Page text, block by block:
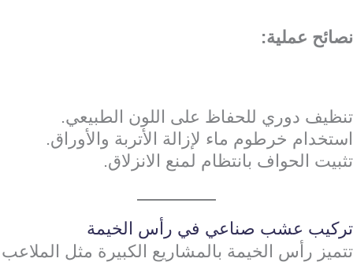
نصائح عملية:
تنظيف دوري للحفاظ على اللون الطبيعي.
استخدام خرطوم ماء لإزالة الأتربة والأوراق.
تثبيت الحواف بانتظام لمنع الانزلاق.
تركيب عشب صناعي في رأس الخيمة
تتميز رأس الخيمة بالمشاريع الكبيرة مثل الملاعب